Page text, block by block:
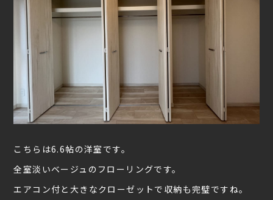
こちらは6.6帖の洋室です。
全室淡いベージュのフローリングです。
エアコン付と大きなクローゼットで収納も完璧ですね。